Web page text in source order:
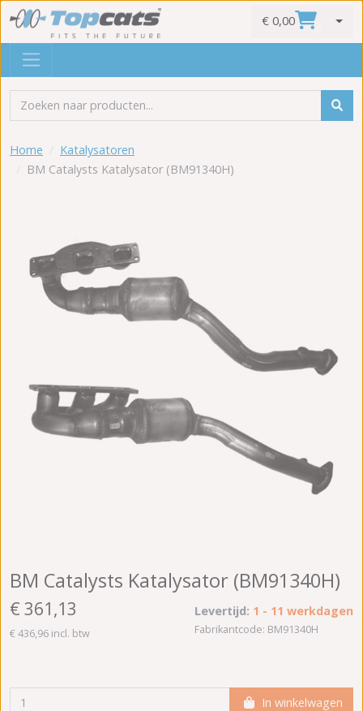
€ 0,00
Home
Katalysatoren
BM Catalysts Katalysator (BM91340H)
BM Catalysts Katalysator (BM91340H)
€ 361,13
€ 436,96 incl. btw
Levertijd: 1 - 11 werkdagen
Fabrikantcode: BM91340H
In winkelwagen